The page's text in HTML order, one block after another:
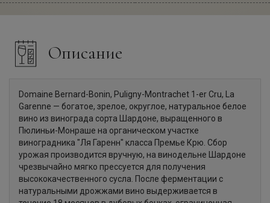
Описание
Domaine Bernard-Bonin, Puligny-Montrachet 1-er Cru, La
Garenne — богатое, зрелое, округлое, натуральное белое
вино из винограда сорта Шардоне, выращенного в
Пюлиньи-Монраше на органическом участке
виноградника "Ля Гаренн" класса Премье Крю. Сбор
урожая производится вручную, на винодельне Шардоне
чрезвычайно мягко прессуется для получения
высококачественного сусла. После ферментации с
натуральными дрожжами вино выдерживается в